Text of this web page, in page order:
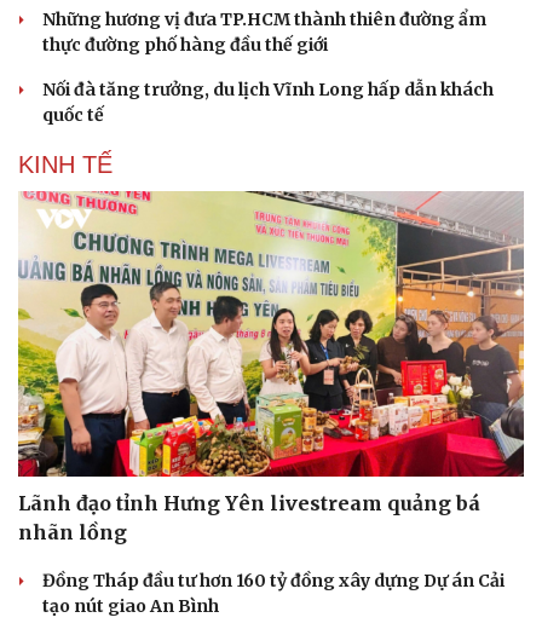
Những hương vị đưa TP.HCM thành thiên đường ẩm
thực đường phố hàng đầu thế giới
Nối đà tăng trưởng, du lịch Vĩnh Long hấp dẫn khách
quốc tế
KINH TẾ
Lãnh đạo tỉnh Hưng Yên livestream quảng bá
nhãn lồng
Đồng Tháp đầu tư hơn 160 tỷ đồng xây dựng Dự án Cải
tạo nút giao An Bình